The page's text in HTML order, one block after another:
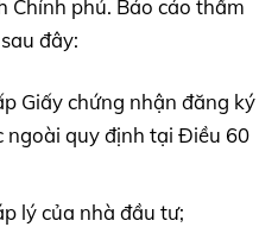
Chính phủ. Báo cáo thẩm
đây:
Giấy chứng nhận đăng ký
ngoài quy định tại Điều 60
lý của nhà đầu tư;